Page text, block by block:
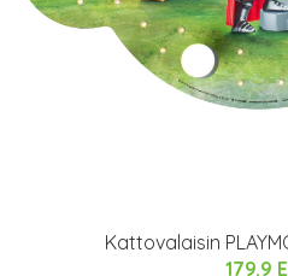
Kattovalaisin
179.9